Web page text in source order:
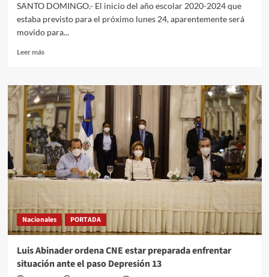
SANTO DOMINGO.- El inicio del año escolar 2020-2024 que
estaba previsto para el próximo lunes 24, aparentemente será
movido para...
Leer más
Nacionales PORTADA
Luis Abinader ordena CNE estar preparada enfrentar
situación ante el paso Depresión 13